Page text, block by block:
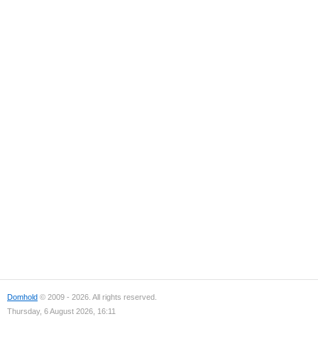
Domhold © 2009 - 2026. All rights reserved.
Thursday, 6 August 2026, 16:11